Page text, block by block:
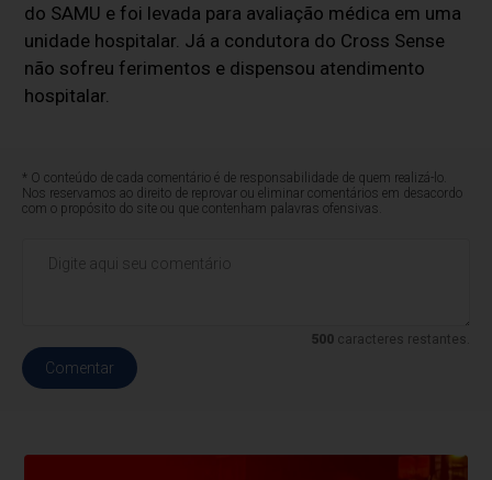
do SAMU e foi levada para avaliação médica em uma
unidade hospitalar. Já a condutora do Cross Sense
não sofreu ferimentos e dispensou atendimento
hospitalar.
* O conteúdo de cada comentário é de responsabilidade de quem realizá-lo.
Nos reservamos ao direito de reprovar ou eliminar comentários em desacordo
com o propósito do site ou que contenham palavras ofensivas.
500caracteres restantes.
Comentar